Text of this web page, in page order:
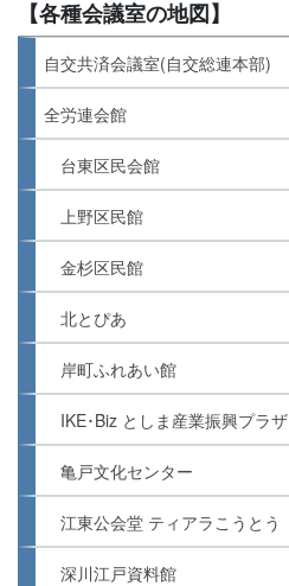
【各種会議室の地図】
自交共済会議室(自交総連本部)
全労連会館
台東区民会館
上野区民館
金杉区民館
北とぴあ
岸町ふれあい館
IKE･Biz としま産業振興プラザ
亀戸文化センター
江東公会堂 ティアラこうとう
深川江戸資料館